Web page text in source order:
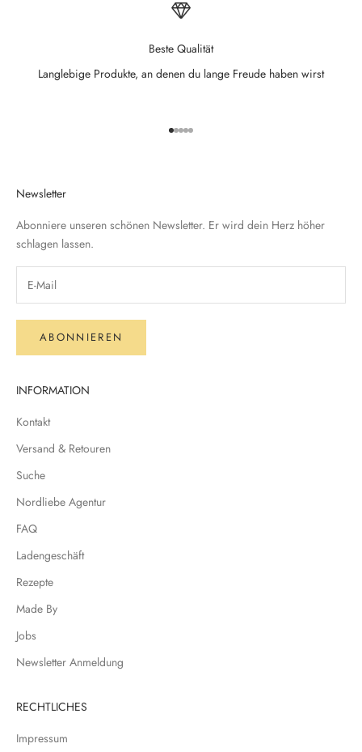
Beste Qualität
Langlebige Produkte, an denen du lange Freude haben wirst
Gehe zu Element 1
Gehe zu Element 2
Gehe zu Element 3
Gehe zu Element 4
Gehe zu Element 5
Newsletter
Abonniere unseren schönen Newsletter. Er wird dein Herz höher
schlagen lassen.
ABONNIEREN
INFORMATION
Kontakt
Versand & Retouren
Suche
Nordliebe Agentur
FAQ
Ladengeschäft
Rezepte
Made By
Jobs
Newsletter Anmeldung
RECHTLICHES
Impressum